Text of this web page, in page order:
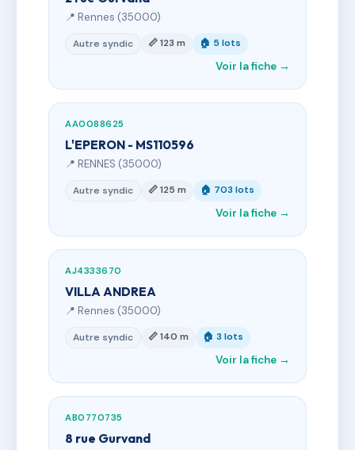
📍 Rennes (35000)
Autre syndic 📏 123 m 🏠 5 lots
Voir la fiche →
AA0088625
L'EPERON - MS110596
📍 RENNES (35000)
Autre syndic 📏 125 m 🏠 703 lots
Voir la fiche →
AJ4333670
VILLA ANDREA
📍 Rennes (35000)
Autre syndic 📏 140 m 🏠 3 lots
Voir la fiche →
AB0770735
8 rue Gurvand